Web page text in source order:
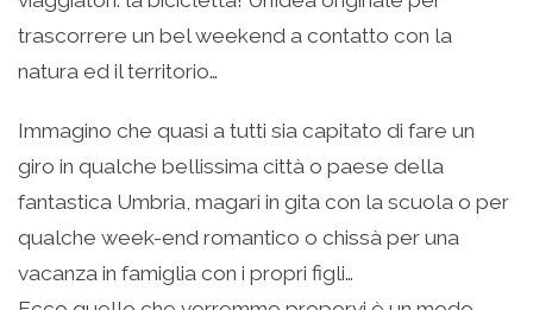
trascorrere un bel weekend a contatto con la
natura ed il territorio…
Immagino che quasi a tutti sia capitato di fare un
giro in qualche bellissima città o paese della
fantastica Umbria, magari in gita con la scuola o per
qualche week-end romantico o chissà per una
vacanza in famiglia con i propri figli…